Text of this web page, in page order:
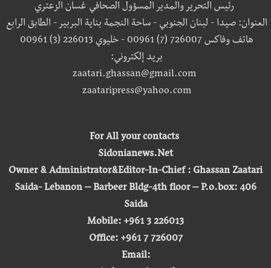
رئيس التحرير والمدير المسؤول الصحافي غسان الزعتري
العنوان: صيدا - لبنان الجنوبي - ساحة النجمة بناية البربير - الطابق الرابع
هاتف وفاكس 726007 (7) 00961 - خليوي 226013 (3) 00961
بريد إلكتروني:
zaatari.ghassan@gmail.com
zaataripress@yahoo.com
For All your contacts
Sidonianews.Net
Owner & Administrator&Editor-In-Chief : Ghassan Zaatari
Saida- Lebanon – Barbeer Bldg-4th floor – P.o.box: 406
Saida
Mobile: +961 3 226013
Office: +961 7 726007
Email: